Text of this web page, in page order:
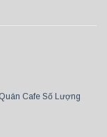
Cafe Số Lượng